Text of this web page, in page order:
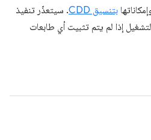
بتنسيق CDD
. سيتعذّر تنفيذ
إذا لم يتم تثبيت أي طابعات